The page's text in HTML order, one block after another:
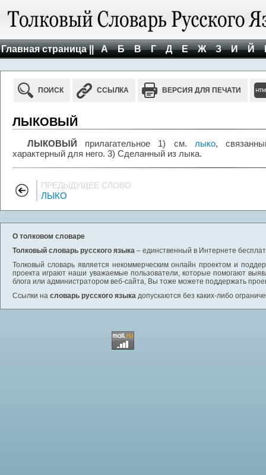
Главная страница || А Б В Г Д Е Ж З И Й
ПОИСК ССЫЛКА ВЕРСИЯ ДЛЯ ПЕЧАТИ
ЛЫКОВЫЙ
ЛЫКОВЫЙ прилагательное 1) см. лыко,
характерный для него. 3) Сделанный из лыка.
ПРЕДЫДУЩЕЕ СЛОВО
ЛЫКО
О толковом словаре
Толковый словарь русского языка – единственный в Интернете
Толковый словарь является некоммерческим онлайн проектом и
проекта играют наши уважаемые пользователи, которые помогают
блога или администратором веб-сайта, Вы тоже можете поддержать
Ссылки на словарь русского языка допускаются без каких-либо